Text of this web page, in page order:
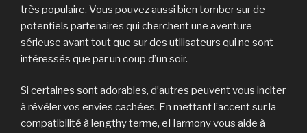
très populaire. Vous pouvez aussi bien tomber sur de
potentiels partenaires qui cherchent une aventure
sérieuse avant tout que sur des utilisateurs qui ne sont
intéressés que par un coup d’un soir.
Si certaines sont adorables, d’autres peuvent vous inciter
à révéler vos envies cachées. En mettant l’accent sur la
compatibilité à lengthy terme, eHarmony vous aide à